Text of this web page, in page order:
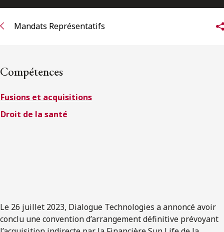
S’abonner aux articles Osler
S’abonner
Mandats Représentatifs
Compétences
Fusions et acquisitions
Droit de la santé
Le 26 juillet 2023, Dialogue Technologies a annoncé avoir
conclu une convention d’arrangement définitive prévoyant